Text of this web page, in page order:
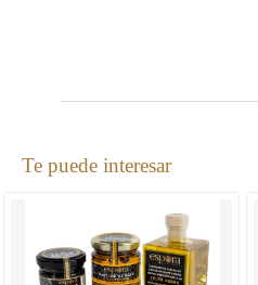
Te puede interesar